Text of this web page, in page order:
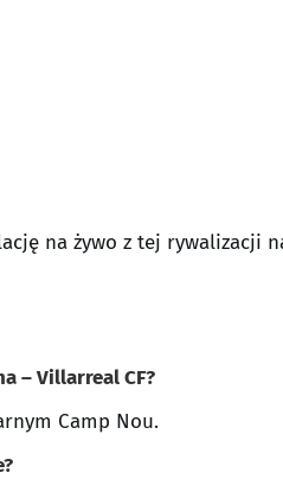
na żywo z tej rywalizacji
– Villarreal CF?
Camp Nou.